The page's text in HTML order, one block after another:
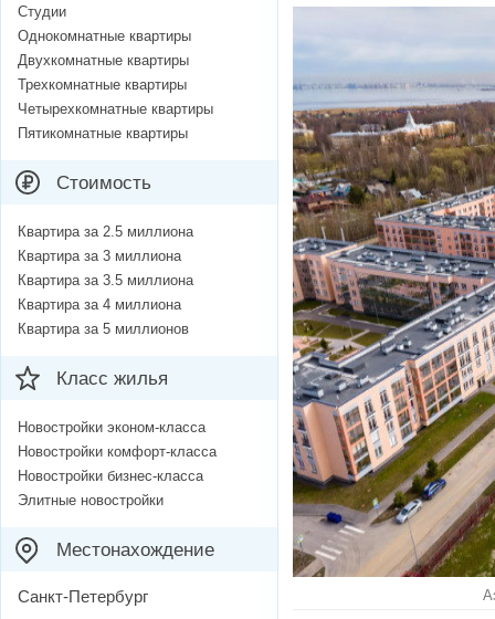
Студии
Однокомнатные квартиры
Двухкомнатные квартиры
Трехкомнатные квартиры
Четырехкомнатные квартиры
Пятикомнатные квартиры
Стоимость
Квартира за 2.5 миллиона
Квартира за 3 миллиона
Квартира за 3.5 миллиона
Квартира за 4 миллиона
Квартира за 5 миллионов
Класс жилья
Новостройки эконом-класса
Новостройки комфорт-класса
Новостройки бизнес-класса
Элитные новостройки
Местонахождение
Санкт-Петербург